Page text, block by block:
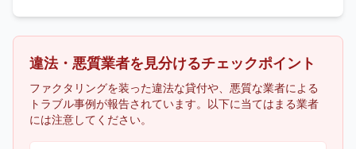
違法・悪質業者を見分けるチェックポイント
ファクタリングを装った違法な貸付や、悪質な業者による
トラブル事例が報告されています。以下に当てはまる業者
には注意してください。